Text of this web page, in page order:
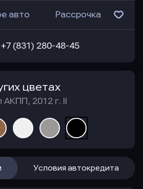
авто Рассрочка
+7 (831) 280-48-45
цветах
АКПП, 2012 г. II
Условия автокредита